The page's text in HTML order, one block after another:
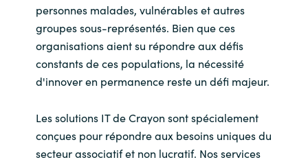
personnes malades, vulnérables et autres
groupes sous-représentés. Bien que ces
organisations aient su répondre aux défis
constants de ces populations, la nécessité
d'innover en permanence reste un défi majeur.
Les solutions IT de Crayon sont spécialement
conçues pour répondre aux besoins uniques du
secteur associatif et non lucratif. Nos services